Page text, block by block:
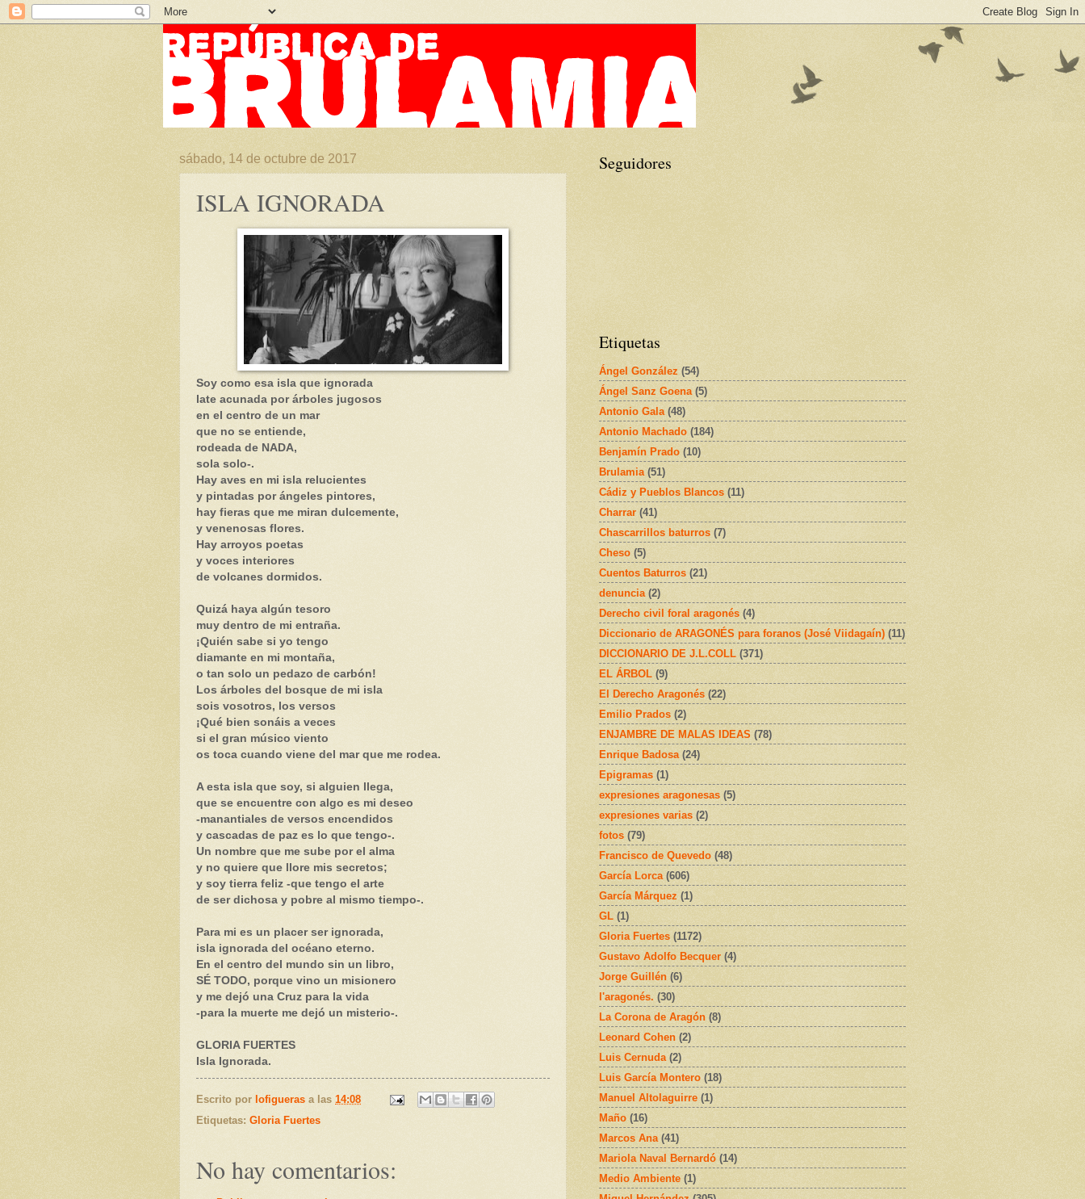
sábado, 14 de octubre de 2017
ISLA IGNORADA
Soy como esa isla que ignorada
late acunada por árboles jugosos
en el centro de un mar
que no se entiende,
rodeada de NADA,
sola solo-.
Hay aves en mi isla relucientes
y pintadas por ángeles pintores,
hay fieras que me miran dulcemente,
y venenosas flores.
Hay arroyos poetas
y voces interiores
de volcanes dormidos.
Quizá haya algún tesoro
muy dentro de mi entraña.
¡Quién sabe si yo tengo
diamante en mi montaña,
o tan solo un pedazo de carbón!
Los árboles del bosque de mi isla
sois vosotros, los versos
¡Qué bien sonáis a veces
si el gran músico viento
os toca cuando viene del mar que me rodea.
A esta isla que soy, si alguien llega,
que se encuentre con algo es mi deseo
-manantiales de versos encendidos
y cascadas de paz es lo que tengo-.
Un nombre que me sube por el alma
y no quiere que llore mis secretos;
y soy tierra feliz -que tengo el arte
de ser dichosa y pobre al mismo tiempo-.
Para mi es un placer ser ignorada,
isla ignorada del océano eterno.
En el centro del mundo sin un libro,
SÉ TODO, porque vino un misionero
y me dejó una Cruz para la vida
-para la muerte me dejó un misterio-.
GLORIA FUERTES
Isla Ignorada.
Escrito por lofigueras a las 14:08
Etiquetas: Gloria Fuertes
No hay comentarios:
Seguidores
Etiquetas
Ángel González (54)
Ángel Sanz Goena (5)
Antonio Gala (48)
Antonio Machado (184)
Benjamín Prado (10)
Brulamia (51)
Cádiz y Pueblos Blancos (11)
Charrar (41)
Chascarrillos baturros (7)
Cheso (5)
Cuentos Baturros (21)
denuncia (2)
Derecho civil foral aragonés (4)
Diccionario de ARAGONÉS para foranos (José Viidagaín) (11)
DICCIONARIO DE J.L.COLL (371)
EL ÁRBOL (9)
El Derecho Aragonés (22)
Emilio Prados (2)
ENJAMBRE DE MALAS IDEAS (78)
Enrique Badosa (24)
Epigramas (1)
expresiones aragonesas (5)
expresiones varias (2)
fotos (79)
Francisco de Quevedo (48)
García Lorca (606)
García Márquez (1)
GL (1)
Gloria Fuertes (1172)
Gustavo Adolfo Becquer (4)
Jorge Guillén (6)
l'aragonés. (30)
La Corona de Aragón (8)
Leonard Cohen (2)
Luis Cernuda (2)
Luis García Montero (18)
Manuel Altolaguirre (1)
Maño (16)
Marcos Ana (41)
Mariola Naval Bernardó (14)
Medio Ambiente (1)